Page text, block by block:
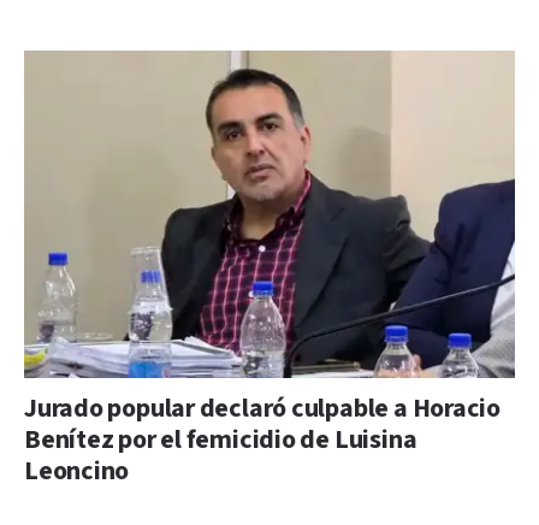
Jurado popular declaró culpable a Horacio
Benítez por el femicidio de Luisina
Leoncino